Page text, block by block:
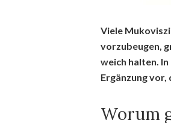
Viele
vorzubeugen,
weich halten.
Ergänzung
Worum